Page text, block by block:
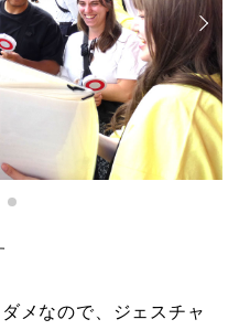
メなので、ジェスチャ